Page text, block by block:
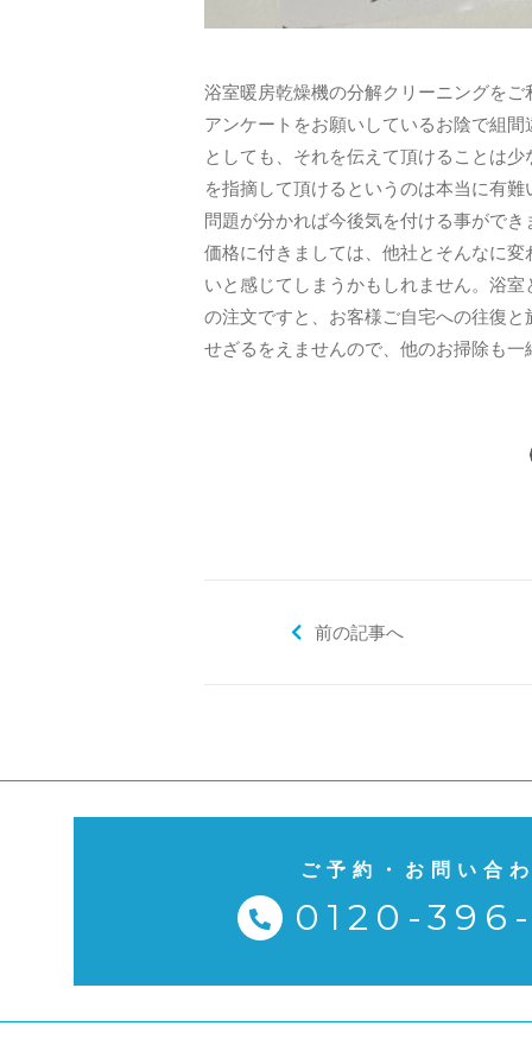
浴室暖房乾燥機の分解クリーニングを
アンケートをお願いしているお陰で組
としても、それを伝えて頂けることは
を指摘して頂けるというのは本当に有難
問題が分かれば今後気を付ける事ができ
価格に付きましては、他社とそんなに
いと感じてしまうかもしれません。浴
の注文ですと、お客様ご自宅への往復
せざるをえませんので、他のお掃除も
前の記事へ
ご予約・お問い合
0120-